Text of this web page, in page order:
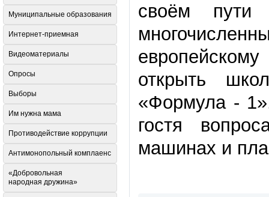
своём
открыть
«Формула -
гостя
машинах и
Муниципальные образования
Интернет-приемная
Видеоматериалы
Опросы
Выборы
Им нужна мама
Противодействие коррупции
Антимонопольный комплаенс
«Добровольная
народная дружина»